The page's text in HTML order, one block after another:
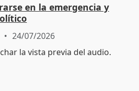
en la emergencia y
24/07/2026